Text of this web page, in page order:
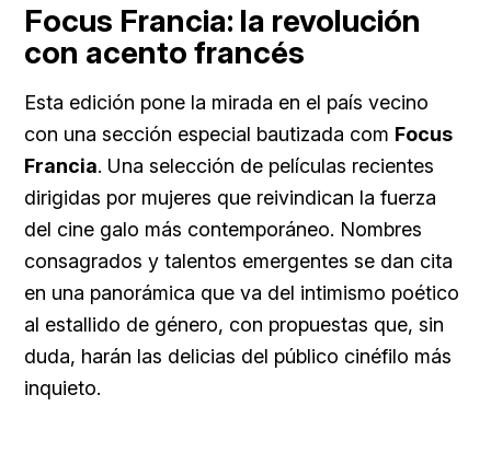
Focus Francia: la revolución
con acento francés
Esta edición pone la mirada en el país vecino
con una sección especial bautizada com Focus
Francia. Una selección de películas recientes
dirigidas por mujeres que reivindican la fuerza
del cine galo más contemporáneo. Nombres
consagrados y talentos emergentes se dan cita
en una panorámica que va del intimismo poético
al estallido de género, con propuestas que, sin
duda, harán las delicias del público cinéfilo más
inquieto.